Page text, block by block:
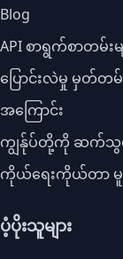
Blog
API စာရွက်စာတမ်းမ
ပြောင်းလဲမှု မှတ်တမ်
အကြောင်း
ကျွန်ုပ်တို့ကို ဆက်သွ
ကိုယ်ရေးကိုယ်တာ မူ
ပံ့ပိုးသူများ